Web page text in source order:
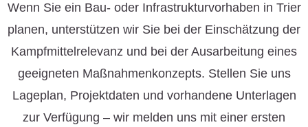
Wenn Sie ein Bau- oder Infrastrukturvorhaben in Trier
planen, unterstützen wir Sie bei der Einschätzung der
Kampfmittelrelevanz und bei der Ausarbeitung eines
geeigneten Maßnahmenkonzepts. Stellen Sie uns
Lageplan, Projektdaten und vorhandene Unterlagen
zur Verfügung – wir melden uns mit einer ersten